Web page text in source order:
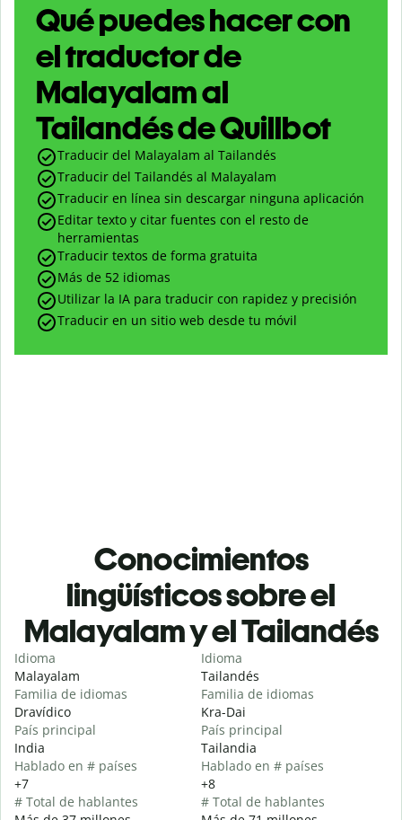
Qué puedes hacer con
el traductor de
Malayalam al
Tailandés de Quillbot
Traducir del Malayalam al Tailandés
Traducir del Tailandés al Malayalam
Traducir en línea sin descargar ninguna aplicación
Editar texto y citar fuentes con el resto de
herramientas
Traducir textos de forma gratuita
Más de 52 idiomas
Utilizar la IA para traducir con rapidez y precisión
Traducir en un sitio web desde tu móvil
Conocimientos
lingüísticos sobre el
Malayalam y el Tailandés
Idioma
Malayalam
Familia de idiomas
Dravídico
País principal
India
Hablado en # países
+7
# Total de hablantes
Idioma
Tailandés
Familia de idiomas
Kra-Dai
País principal
Tailandia
Hablado en # países
+8
# Total de hablantes